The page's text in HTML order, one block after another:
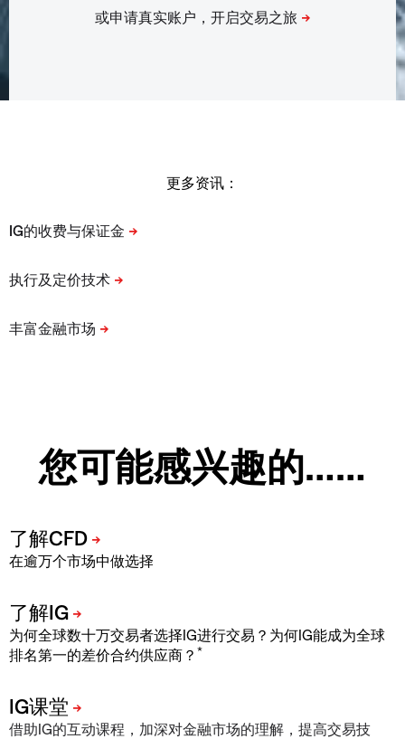
更多资讯：
您可能感兴趣的……
在逾万个市场中做选择
为何全球数十万交易者选择IG进行交易？为何IG能成为全球
排名第一的差价合约供应商？ *
借助IG的互动课程，加深对金融市场的理解，提高交易技